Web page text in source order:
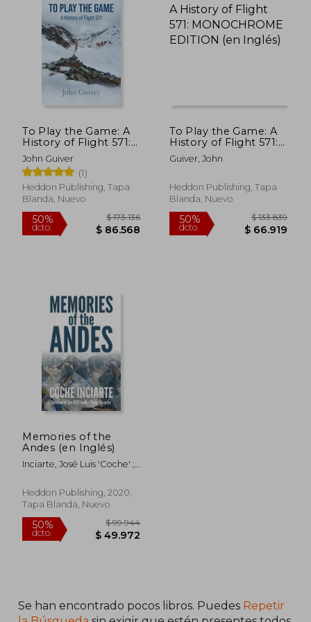
To Play the Game: A
History of Flight 571:
Colour Edition (en
Inglés)
John Guiver
(1)
Heddon Publishing, Tapa
Blanda, Nuevo
50%
$ 86.568
To Play the Game: A
History of Flight 571:
MONOCHROME
EDITION (en Inglés)
Guiver, John
Heddon Publishing, Tapa
Blanda, Nuevo
Memories of the
Andes (en Inglés)
Inciarte, José Luis 'coche' ;
Katharine
Heddon Publishing, 2020,
Tapa Blanda, Nuevo
Se han encontrado pocos libros. Puedes Repetir